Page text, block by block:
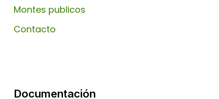
Montes publicos
Contacto
Documentación